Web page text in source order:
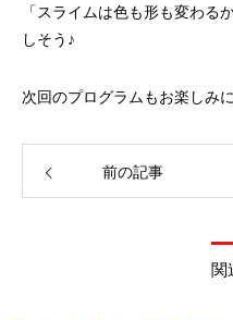
「スライムは色も形も変わる
しそう♪
次回のプログラムもお楽しみに
前の記事
関